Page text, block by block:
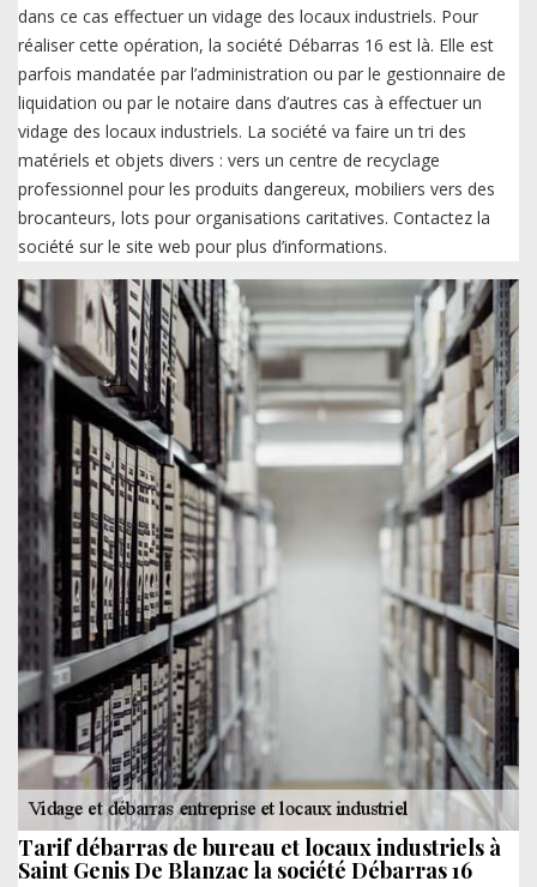
dans ce cas effectuer un vidage des locaux industriels. Pour
réaliser cette opération, la société Débarras 16 est là. Elle est
parfois mandatée par l’administration ou par le gestionnaire de
liquidation ou par le notaire dans d’autres cas à effectuer un
vidage des locaux industriels. La société va faire un tri des
matériels et objets divers : vers un centre de recyclage
professionnel pour les produits dangereux, mobiliers vers des
brocanteurs, lots pour organisations caritatives. Contactez la
société sur le site web pour plus d’informations.
Tarif débarras de bureau et locaux industriels à
Saint Genis De Blanzac la société Débarras 16